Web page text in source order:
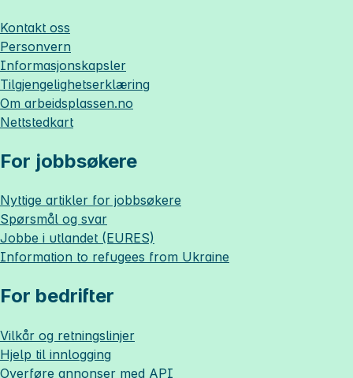
Kontakt oss
Personvern
Informasjonskapsler
Tilgjengelighetserklæring
Om arbeidsplassen.no
Nettstedkart
For jobbsøkere
Nyttige artikler for jobbsøkere
Spørsmål og svar
Jobbe i utlandet (EURES)
Information to refugees from Ukraine
For bedrifter
Vilkår og retningslinjer
Hjelp til innlogging
Overføre annonser med API